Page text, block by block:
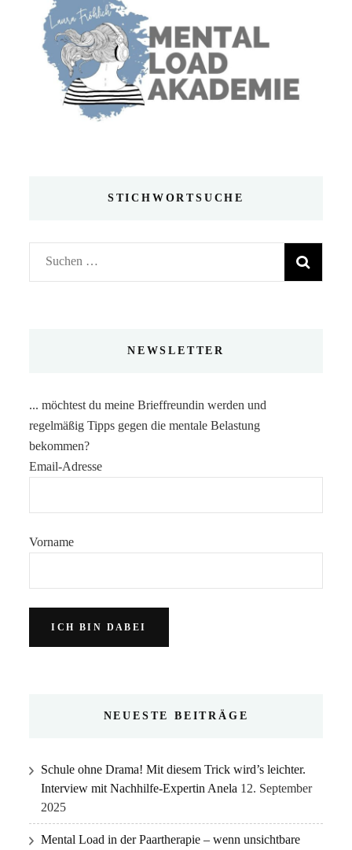
STICHWORTSUCHE
Suchen
nach:
NEWSLETTER
... möchtest du meine Brieffreundin werden und
regelmäßig Tipps gegen die mentale Belastung
bekommen?
Email-Adresse
Vorname
NEUESTE BEITRÄGE
Schule ohne Drama! Mit diesem Trick wird’s leichter.
Interview mit Nachhilfe-Expertin Anela 12. September
2025
Mental Load in der Paartherapie – wenn unsichtbare